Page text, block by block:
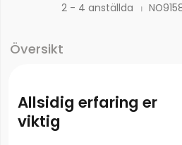
2 - 4 anställda
Översikt
Allsidig erfaring er
viktig